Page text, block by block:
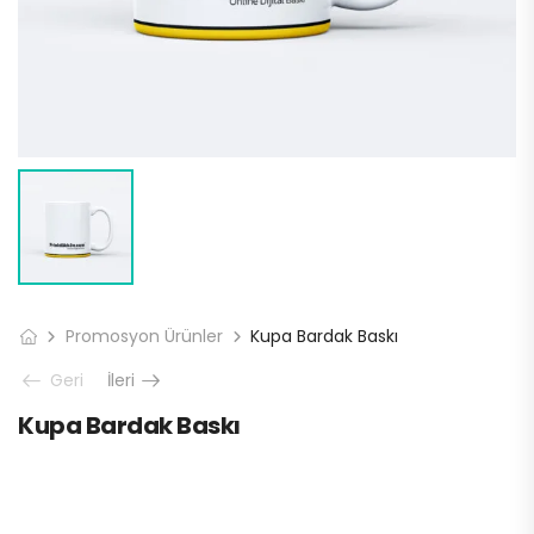
Promosyon Ürünler
Kupa Bardak Baskı
Geri
İleri
Kupa Bardak Baskı